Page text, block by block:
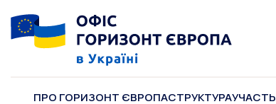
ПРО ГОРИЗОНТ ЄВРОПАСТРУКТУРАУЧАСТЬ